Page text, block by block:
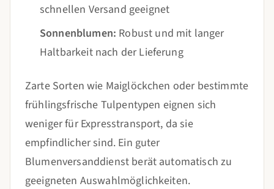
schnellen Versand geeignet
Sonnenblumen: Robust und mit langer
Haltbarkeit nach der Lieferung
Zarte Sorten wie Maiglöckchen oder bestimmte
frühlingsfrische Tulpentypen eignen sich
weniger für Expresstransport, da sie
empfindlicher sind. Ein guter
Blumenversanddienst berät automatisch zu
geeigneten Auswahlmöglichkeiten.